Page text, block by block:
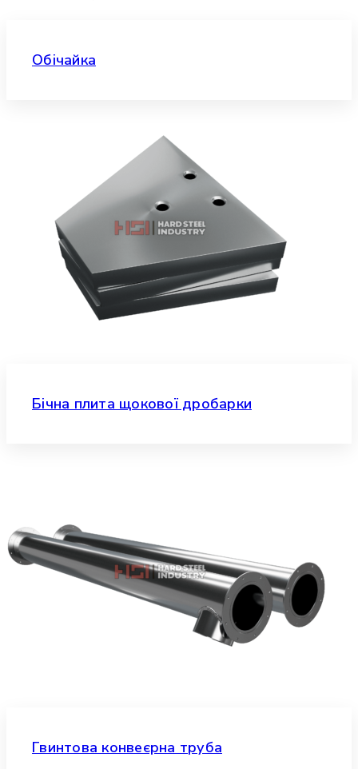
Обічайка
Бічна плита щокової дробарки
Гвинтова конвеєрна труба